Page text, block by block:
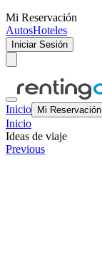
Mi Reservación
AutosHoteles
Iniciar Sesión
Inicio Mi Reservación
Inicio
Ideas de viaje
Previous